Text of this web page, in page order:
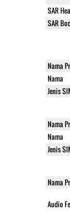
SAR
SAR
Nama
Nama
Jenis
Nama
Nama
Jenis
Nama
Audio